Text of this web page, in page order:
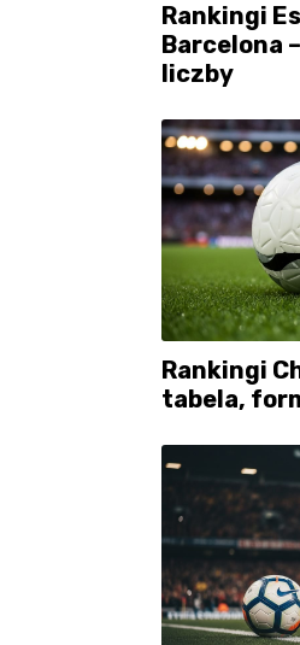
Rankingi
Barcelona
liczby
Rankingi
tabela,